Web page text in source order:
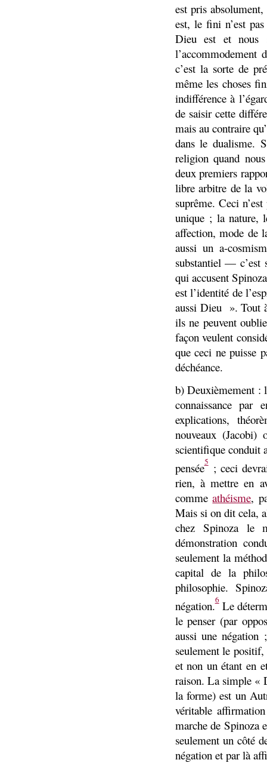
est pris
est, le fini n’est
Dieu est et nous
l’accommodement
c’est la sorte de
même les choses
indifférence à
de saisir cette
mais au contraire
dans le dualisme.
religion quand
deux premiers
libre arbitre de la
suprême. Ceci
unique ; la nature,
affection, mode de
aussi un a-
substantiel — c’est
qui accusent
est l’identité de
aussi Dieu ». Tout
ils ne peuvent
façon veulent
que ceci ne puisse
déchéance.
b) Deuxièmement :
connaissance par
explications,
nouveaux (Jacobi)
scientifique conduit
pensée5; ceci
rien, à mettre en
commeathéisme,
Mais si on dit cela,
chez Spinoza le
démonstration
seulement la
capital de la
philosophie.
négation.6Le
le penser (par
aussi une négation
seulement le
et non un étant en
raison. La simple
la forme) est un
véritable
marche de Spinoza
seulement un côté
négation et par là